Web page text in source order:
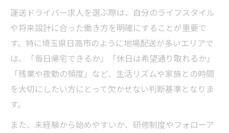
ドライバー求人で注目したい研修やサポー
ト
経験不問の日高市求人で安心できる理由
未経験歓迎求人で身につくスキルと魅力
運送ドライバー求人の応募時に意識する点
ドライバー求人選びで生活リズムを最優先
運送ドライバー求人を選ぶ際は、自分のライフスタイル
や将来設計に合った働き方を明確にすることが重要で
す。特に埼玉県日高市のように地場配送が多いエリアで
は、「毎日帰宅できるか」「休日は希望通り取れるか」
「残業や夜勤の頻度」など、生活リズムや家族との時間
を大切にしたい方にとって欠かせない判断基準となりま
す。
また、未経験から始めやすいか、研修制度やフォローア